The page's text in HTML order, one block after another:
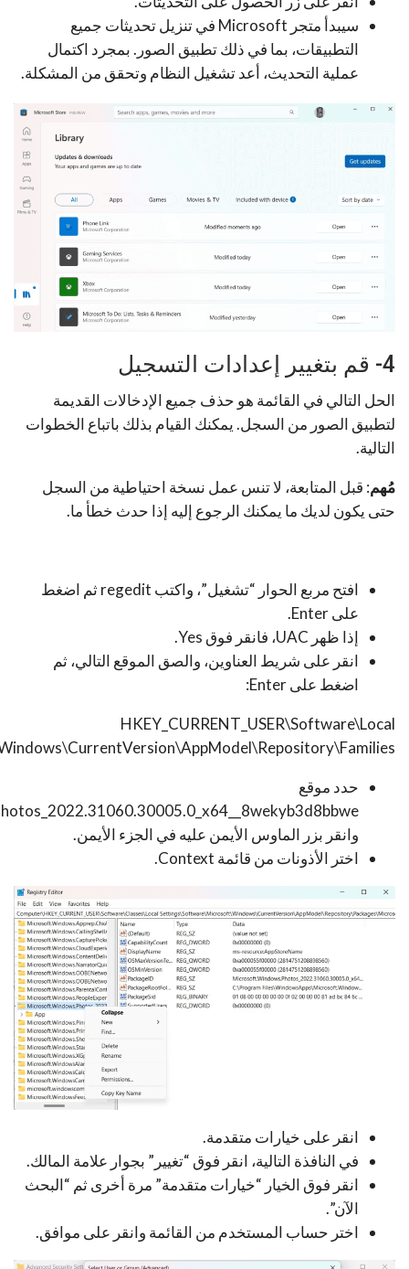
سيبدأ متجر Microsoft في تنزيل تحديثات جميع
التطبيقات، بما في ذلك تطبيق الصور. بمجرد اكتمال
عملية التحديث، أعد تشغيل النظام وتحقق من المشكلة.
4- قم بتغيير إعدادات التسجيل
الحل التالي في القائمة هو حذف جميع الإدخالات القديمة
لتطبيق الصور من السجل. يمكنك القيام بذلك باتباع الخطوات
التالية.
مُهم: قبل المتابعة، لا تنس عمل نسخة احتياطية من السجل
حتى يكون لديك ما يمكنك الرجوع إليه إذا حدث خطأ ما.
افتح مربع الحوار “تشغيل”، واكتب regedit ثم اضغط
على Enter.
إذا ظهر UAC، فانقر فوق Yes.
انقر على شريط العناوين، والصق الموقع التالي، ثم
اضغط على Enter:
HKEY_CURRENT_USER\Software\Local
حدد موقع
وانقر بزر الماوس الأيمن عليه في الجزء الأيمن.
اختر الأذونات من قائمة Context.
انقر على خيارات متقدمة.
في النافذة التالية، انقر فوق “تغيير” بجوار علامة المالك.
انقر فوق الخيار “خيارات متقدمة” مرة أخرى ثم “البحث
الآن”.
اختر حساب المستخدم من القائمة وانقر على موافق.